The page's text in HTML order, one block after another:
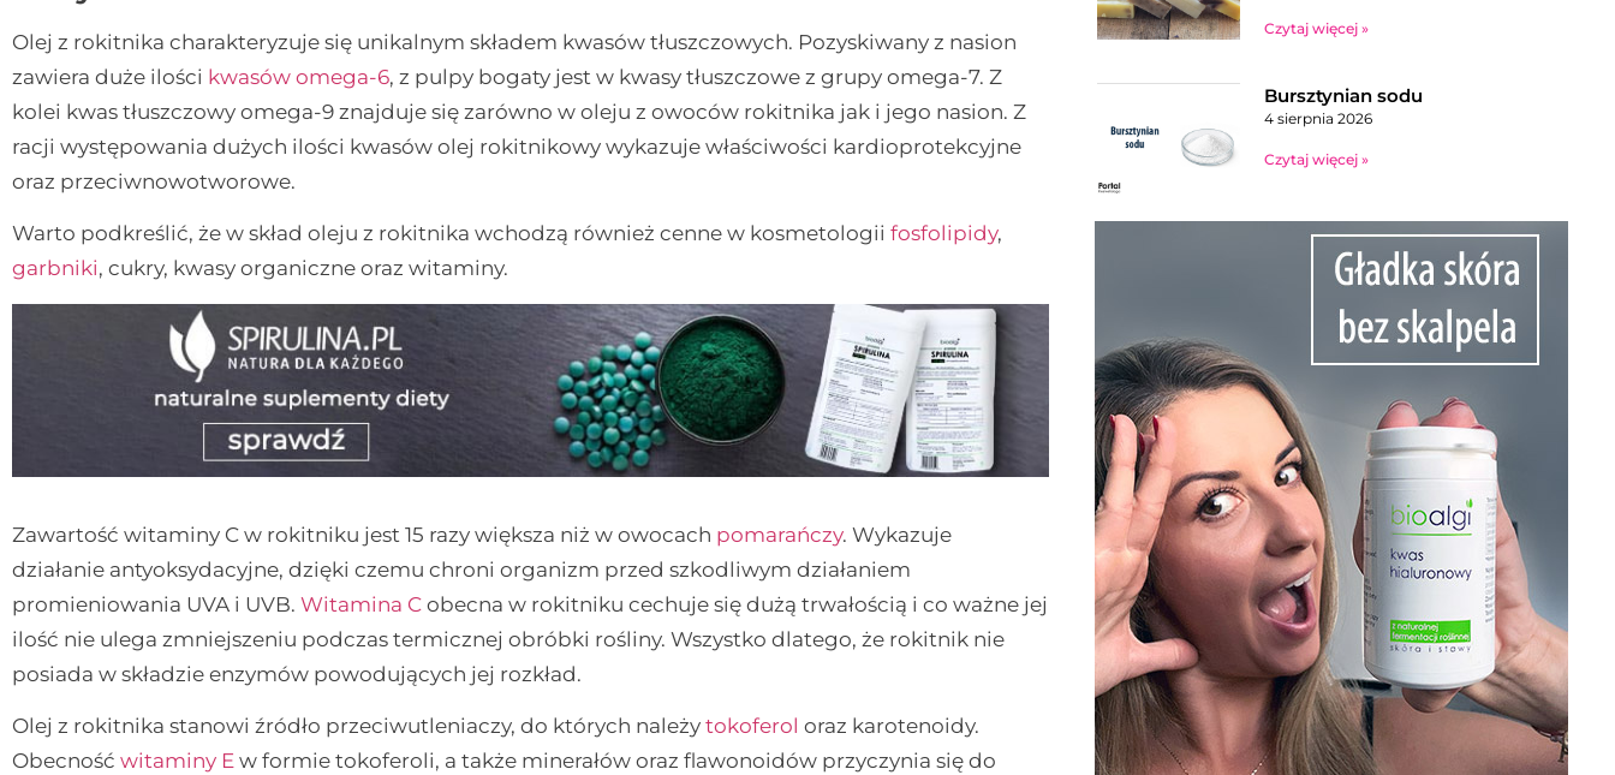
Olej z rokitnika charakteryzuje się unikalnym składem kwasów tłuszczowych. Pozyskiwany z nasion
zawiera duże ilości kwasów omega-6, z pulpy bogaty jest w kwasy tłuszczowe z grupy omega-7. Z
kolei kwas tłuszczowy omega-9 znajduje się zarówno w oleju z owoców rokitnika jak i jego nasion. Z
racji występowania dużych ilości kwasów olej rokitnikowy wykazuje właściwości kardioprotekcyjne
oraz przeciwnowotworowe.
Warto podkreślić, że w skład oleju z rokitnika wchodzą również cenne w kosmetologii fosfolipidy,
garbniki, cukry, kwasy organiczne oraz witaminy.
Zawartość witaminy C w rokitniku jest 15 razy większa niż w owocach pomarańczy. Wykazuje
działanie antyoksydacyjne, dzięki czemu chroni organizm przed szkodliwym działaniem
promieniowania UVA i UVB. Witamina C obecna w rokitniku cechuje się dużą trwałością i co ważne jej
ilość nie ulega zmniejszeniu podczas termicznej obróbki rośliny. Wszystko dlatego, że rokitnik nie
posiada w składzie enzymów powodujących jej rozkład.
Olej z rokitnika stanowi źródło przeciwutleniaczy, do których należy tokoferol oraz karotenoidy.
Obecność witaminy E w formie tokoferoli, a także minerałów oraz flawonoidów przyczynia się do
Czytaj więcej »
Bursztynian sodu
4 sierpnia 2026
Czytaj więcej »